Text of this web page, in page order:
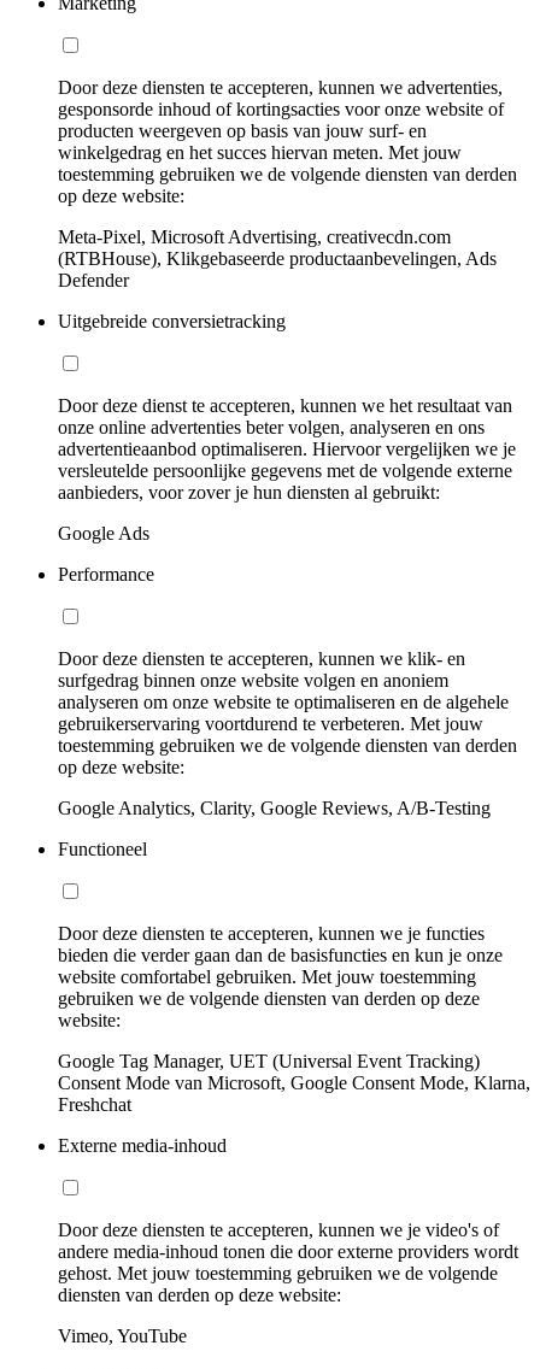
Door deze diensten te accepteren, kunnen we advertenties,
gesponsorde inhoud of kortingsacties voor onze website of
producten weergeven op basis van jouw surf- en
winkelgedrag en het succes hiervan meten. Met jouw
toestemming gebruiken we de volgende diensten van derden
op deze website:
Meta-Pixel, Microsoft Advertising, creativecdn.com
(RTBHouse), Klikgebaseerde productaanbevelingen, Ads
Defender
Uitgebreide conversietracking
Door deze dienst te accepteren, kunnen we het resultaat van
onze online advertenties beter volgen, analyseren en ons
advertentieaanbod optimaliseren. Hiervoor vergelijken we je
versleutelde persoonlijke gegevens met de volgende externe
aanbieders, voor zover je hun diensten al gebruikt:
Google Ads
Performance
Door deze diensten te accepteren, kunnen we klik- en
surfgedrag binnen onze website volgen en anoniem
analyseren om onze website te optimaliseren en de algehele
gebruikerservaring voortdurend te verbeteren. Met jouw
toestemming gebruiken we de volgende diensten van derden
op deze website:
Google Analytics, Clarity, Google Reviews, A/B-Testing
Functioneel
Door deze diensten te accepteren, kunnen we je functies
bieden die verder gaan dan de basisfuncties en kun je onze
website comfortabel gebruiken. Met jouw toestemming
gebruiken we de volgende diensten van derden op deze
website:
Google Tag Manager, UET (Universal Event Tracking)
Consent Mode van Microsoft, Google Consent Mode, Klarna,
Freshchat
Externe media-inhoud
Door deze diensten te accepteren, kunnen we je video's of
andere media-inhoud tonen die door externe providers wordt
gehost. Met jouw toestemming gebruiken we de volgende
diensten van derden op deze website:
Vimeo, YouTube